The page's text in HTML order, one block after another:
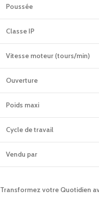
Poussée
Classe IP
Vitesse moteur (tours/min)
Ouverture
Poids maxi
Cycle de travail
Vendu par
Transformez votre Quotidien